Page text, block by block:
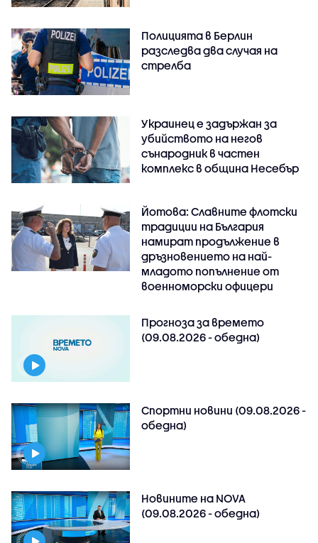
Полицията в Берлин
разследва два случая на
стрелба
Украинец е задържан за
убийството на негов
сънародник в частен
комплекс в община Несебър
Йотова: Славните флотски
традиции на България
намират продължение в
дръзновението на най-
младото попълнение от
военноморски офицери
Прогноза за времето
(09.08.2026 - обедна)
Спортни новини (09.08.2026 -
обедна)
Новините на NOVA
(09.08.2026 - обедна)